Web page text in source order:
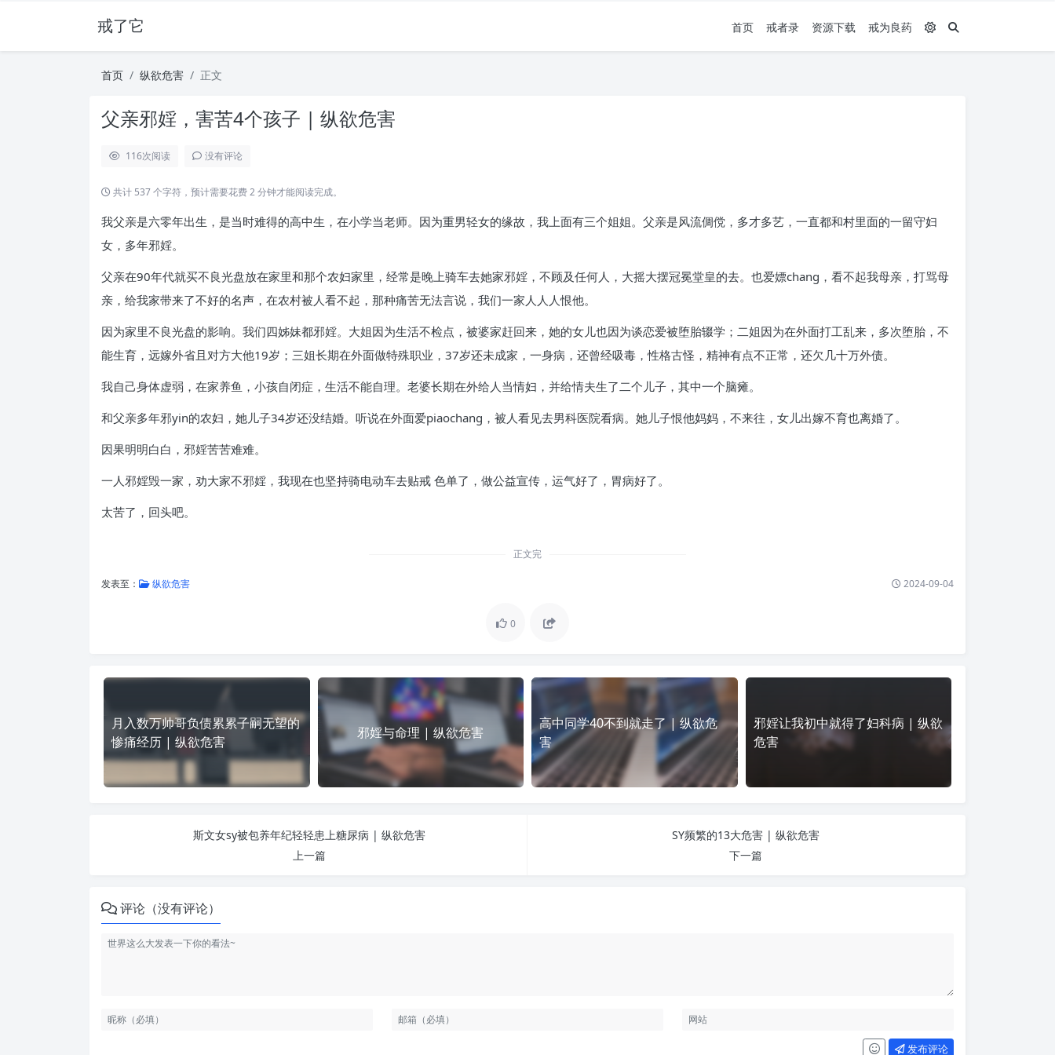
戒了它 首页 戒者录 资源下载 戒为良药
首页 纵欲危害 正文
父亲邪婬，害苦4个孩子 | 纵欲危害
116次阅读 没有评论
共计 537 个字符，预计需要花费 2 分钟才能阅读完成。
我父亲是六零年出生，是当时难得的高中生，在小学当老师。因为重男轻女的缘故，我上面有三个姐姐。父亲是风流倜傥，多才多艺，一直都和村里面的一留守妇
女，多年邪婬。
父亲在90年代就买不良光盘放在家里和那个农妇家里，经常是晚上骑车去她家邪婬，不顾及任何人，大摇大摆冠冕堂皇的去。也爱嫖chang，看不起我母亲，打骂母
亲，给我家带来了不好的名声，在农村被人看不起，那种痛苦无法言说，我们一家人人人恨他。
因为家里不良光盘的影响。我们四姊妹都邪婬。大姐因为生活不检点，被婆家赶回来，她的女儿也因为谈恋爱被堕胎辍学；二姐因为在外面打工乱来，多次堕胎，不
能生育，远嫁外省且对方大他19岁；三姐长期在外面做特殊职业，37岁还未成家，一身病，还曾经吸毒，性格古怪，精神有点不正常，还欠几十万外债。
我自己身体虚弱，在家养鱼，小孩自闭症，生活不能自理。老婆长期在外给人当情妇，并给情夫生了二个儿子，其中一个脑瘫。
和父亲多年邪yin的农妇，她儿子34岁还没结婚。听说在外面爱piaochang，被人看见去男科医院看病。她儿子恨他妈妈，不来往，女儿出嫁不育也离婚了。
因果明明白白，邪婬苦苦难难。
一人邪婬毁一家，劝大家不邪婬，我现在也坚持骑电动车去贴戒 色单了，做公益宣传，运气好了，胃病好了。
太苦了，回头吧。
正文完
发表至： 纵欲危害 2024-09-04
0
月入数万帅哥负债累累子嗣无望的
惨痛经历 | 纵欲危害
邪婬与命理 | 纵欲危害
高中同学40不到就走了 | 纵欲危
害
邪婬让我初中就得了妇科病 | 纵欲
危害
斯文女sy被包养年纪轻轻患上糖尿病 | 纵欲危害
上一篇
SY频繁的13大危害 | 纵欲危害
下一篇
评论（没有评论）
发布评论